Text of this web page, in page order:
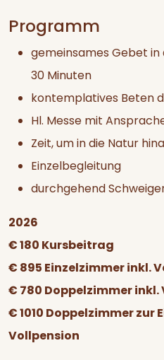
Programm
gemeinsames Gebet in
30 Minuten
kontemplatives Beten
Hl. Messe mit
Zeit, um in die Natur
Einzelbegleitung
durchgehend
2026
€ 180 Kursbeitrag
€ 895 Einzelzimmer inkl.
€ 780 Doppelzimmer inkl.
€ 1010 Doppelzimmer zur
Vollpension